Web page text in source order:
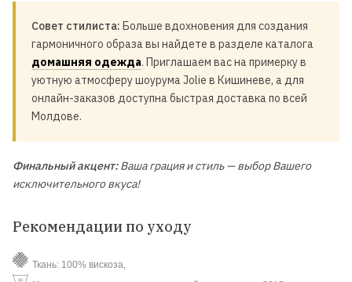
Совет стилиста: Больше вдохновения для создания
гармоничного образа вы найдете в разделе каталога
домашняя одежда. Приглашаем вас на примерку в
уютную атмосферу шоурума Jolie в Кишиневе, а для
онлайн-заказов доступна быстрая доставка по всей
Молдове.
Финальный акцент:Ваша грация и стиль — выбор Вашего
исключительного вкуса!
Рекомендации по уходу
Ткань: 100% вискоза,